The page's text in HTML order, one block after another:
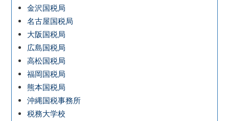
金沢国税局
名古屋国税局
大阪国税局
広島国税局
高松国税局
福岡国税局
熊本国税局
沖縄国税事務所
税務大学校